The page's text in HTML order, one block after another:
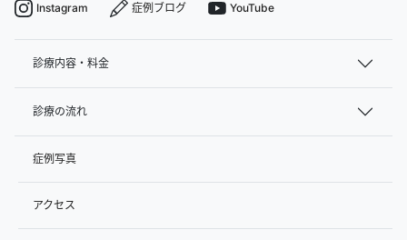
Instagram
症例ブログ YouTube
診療内容・料金
診療の流れ
症例写真
アクセス